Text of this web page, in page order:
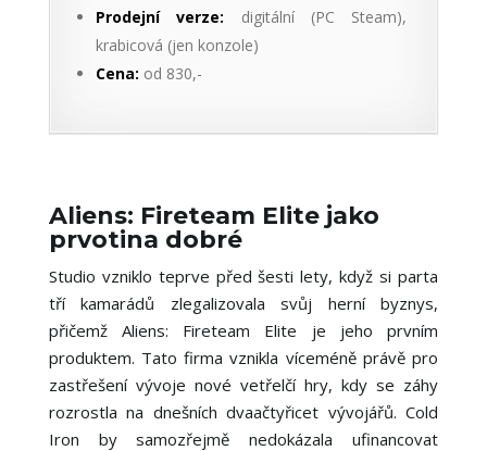
Prodejní verze: digitální (PC Steam),
krabicová (jen konzole)
Cena: od 830,-
Aliens: Fireteam Elite jako
prvotina dobré
Studio vzniklo teprve před šesti lety, když si parta
tří kamarádů zlegalizovala svůj herní byznys,
přičemž Aliens: Fireteam Elite je jeho prvním
produktem. Tato firma vznikla víceméně právě pro
zastřešení vývoje nové vetřelčí hry, kdy se záhy
rozrostla na dnešních dvaačtyřicet vývojářů. Cold
Iron by samozřejmě nedokázala ufinancovat